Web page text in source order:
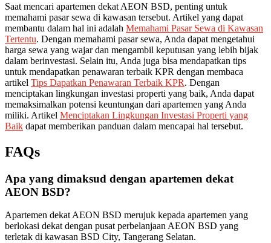
Saat mencari apartemen dekat AEON BSD, penting untuk
memahami pasar sewa di kawasan tersebut. Artikel yang dapat
membantu dalam hal ini adalah Memahami Pasar Sewa di Kawasan
Tertentu. Dengan memahami pasar sewa, Anda dapat mengetahui
harga sewa yang wajar dan mengambil keputusan yang lebih bijak
dalam berinvestasi. Selain itu, Anda juga bisa mendapatkan tips
untuk mendapatkan penawaran terbaik KPR dengan membaca
artikel Tips Dapatkan Penawaran Terbaik KPR. Dengan
menciptakan lingkungan investasi properti yang baik, Anda dapat
memaksimalkan potensi keuntungan dari apartemen yang Anda
miliki. Artikel Menciptakan Lingkungan Investasi Properti yang
Baik dapat memberikan panduan dalam mencapai hal tersebut.
FAQs
Apa yang dimaksud dengan apartemen dekat
AEON BSD?
Apartemen dekat AEON BSD merujuk kepada apartemen yang
berlokasi dekat dengan pusat perbelanjaan AEON BSD yang
terletak di kawasan BSD City, Tangerang Selatan.